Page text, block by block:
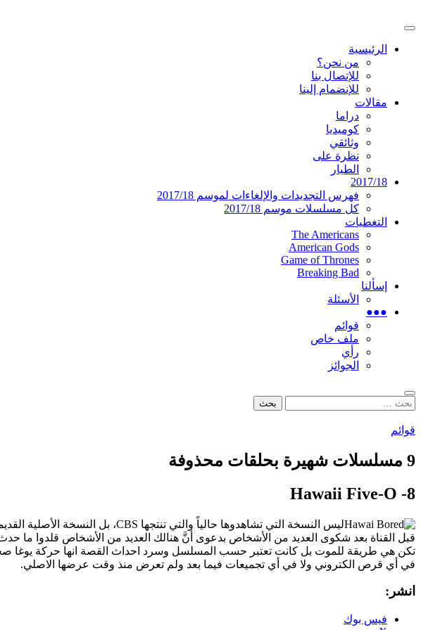
إلى
دليل التلفزيون العربي
موقع عربي متخصص في أخبار ومقالات حول المسلسلات
القائمة
الرئيسيةالرئيسية
من نحن؟
للإتصال بنا
للإنضمام إلينا
مقالات
دراما
كوميديا
وثائقي
نظرة على
الطيار
2017/18
فهرس التجديدات والإلغاءات لموسم 2017/18
كل مسلسلات موسم 2017/18
التغطيات
The Americans
American Gods
Game of Thrones
Breaking Bad
إسألنا
الأسئلة
●●●
قوائم
ملف خاص
رأي
الجوائز
بحث
البحث
قوائم
9 مسلسلات شهيرة بحلقات محذوفة
8- Hawaii Five-O
قبل القناة بعد شكوى العديد من الأشخاص بدعوى أنَّ هنالك العديد من الأشخاص قلدوا ما
في أي قرص الكتروني ولا في أي تجميعات فيما بعد ولم تعرض منذ وقت عرضها الاصلي.
انشر:
فيس بوك